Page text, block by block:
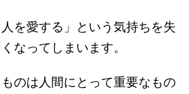
を愛する」という気持ちを失
なってしまいます。
のは人間にとって重要なもの